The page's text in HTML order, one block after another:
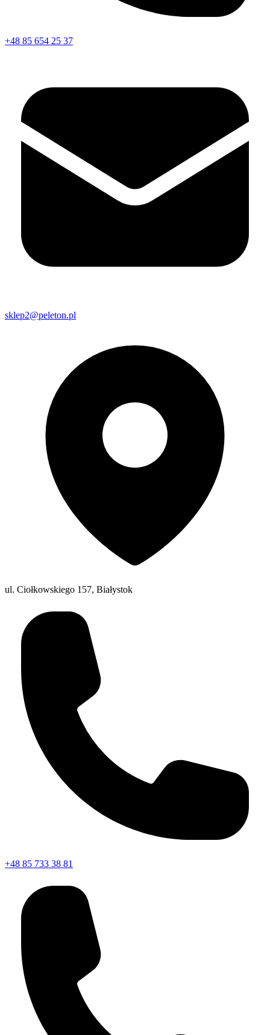
+48 85 654 25 37
sklep2@peleton.pl
ul. Ciołkowskiego 157, Białystok
+48 85 733 38 81